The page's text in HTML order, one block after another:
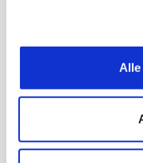
aanpassen via de
hoe wij jouw
Read press